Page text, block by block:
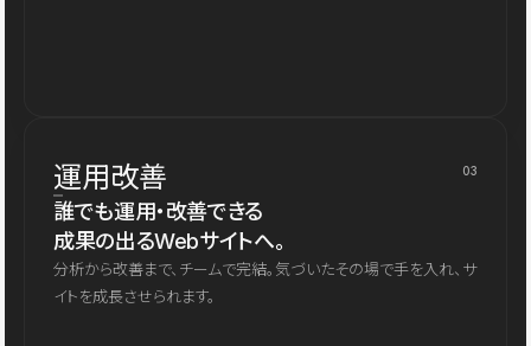
運用改善 03
誰でも運用・改善できる
成果の出るWebサイトへ。
分析から改善まで、チームで完結。気づいたその場で手を入れ、サ
イトを成長させられます。